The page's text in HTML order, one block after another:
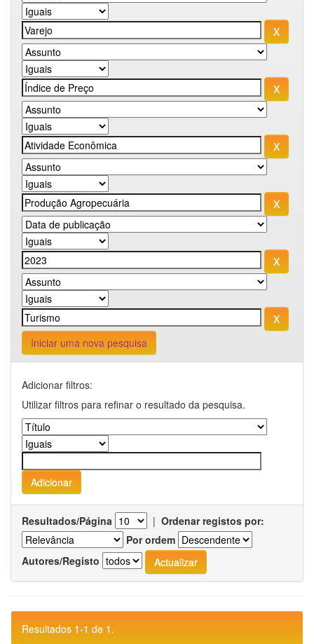
Iniciar uma nova pesquisa
Adicionar filtros:
Utilizar filtros para refinar o resultado da pesquisa.
Resultados/Página | Ordenar registos por:
Por ordem
Autores/Registo
Resultados 1-1 de 1.